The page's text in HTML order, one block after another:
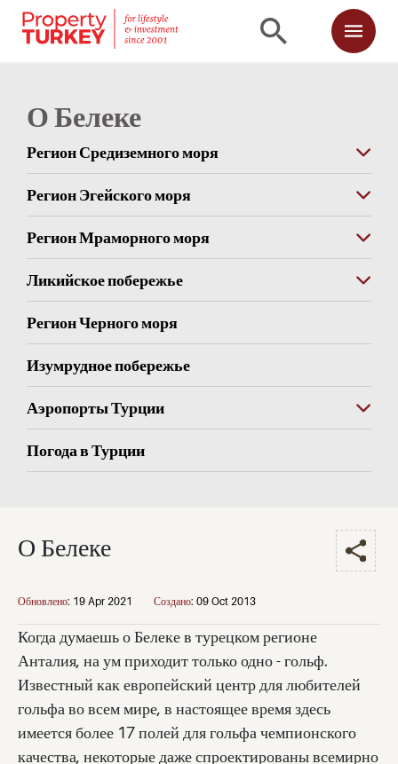
О Белеке
Регион Средиземного моря
Регион Эгейского моря
Регион Мраморного моря
Ликийское побережье
Регион Черного моря
Изумрудное побережье
Аэропорты Турции
Погода в Турции
О Белеке
Обновлено: 19 Apr 2021 Создано: 09 Oct 2013
Когда думаешь о Белеке в турецком регионе
Анталия, на ум приходит только одно - гольф.
Известный как европейский центр для любителей
гольфа во всем мире, в настоящее время здесь
имеется более 17 полей для гольфа чемпионского
качества, некоторые даже спроектированы всемирно